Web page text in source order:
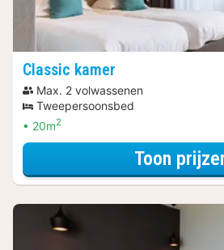
Classic kamer
Max. 2 volwassenen
Tweepersoonsbed
20m2
Toon